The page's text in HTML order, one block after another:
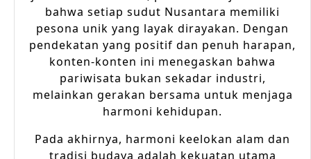
bahwa setiap sudut Nusantara memiliki
pesona unik yang layak dirayakan. Dengan
pendekatan yang positif dan penuh harapan,
konten-konten ini menegaskan bahwa
pariwisata bukan sekadar industri,
melainkan gerakan bersama untuk menjaga
harmoni kehidupan.
Pada akhirnya, harmoni keelokan alam dan
tradisi budaya adalah kekuatan utama